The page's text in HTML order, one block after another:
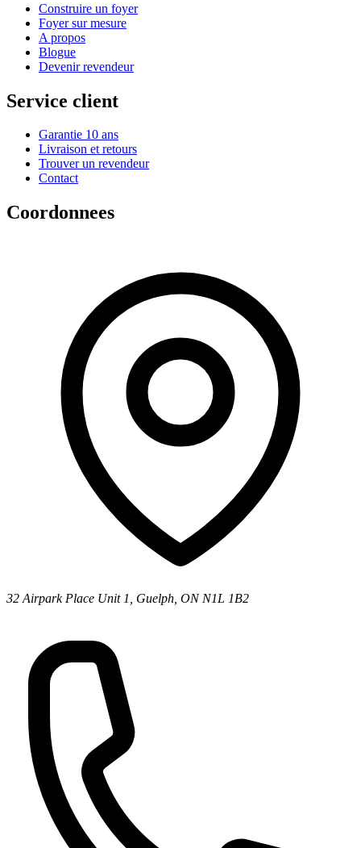
Construire un foyer
Foyer sur mesure
A propos
Blogue
Devenir revendeur
Service client
Garantie 10 ans
Livraison et retours
Trouver un revendeur
Contact
Coordonnees
32 Airpark Place Unit 1, Guelph, ON N1L 1B2